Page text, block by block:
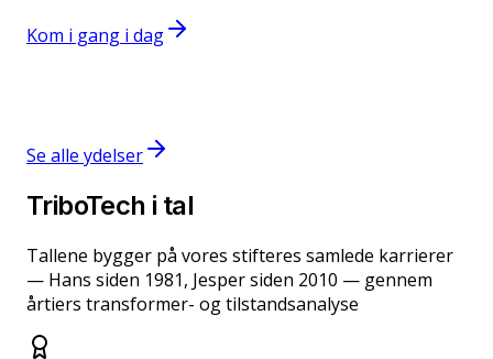
Kom i gang i dag
Se alle ydelser
TriboTech i tal
Tallene bygger på vores stifteres samlede karrierer
— Hans siden 1981, Jesper siden 2010 — gennem
årtiers transformer- og tilstandsanalyse